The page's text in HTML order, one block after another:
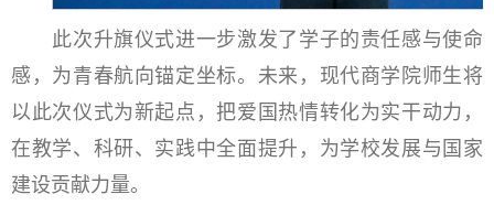
此次升旗仪式进一步激发了学子的责任感与使命
感，为青春航向锚定坐标。未来，现代商学院师生将
以此次仪式为新起点，把爱国热情转化为实干动力，
在教学、科研、实践中全面提升，为学校发展与国家
建设贡献力量。